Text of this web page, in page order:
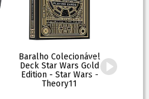
Baralho Colecionável
Deck Star Wars Gold
Edition - Star Wars -
Theory11